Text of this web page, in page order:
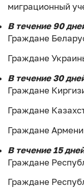
миграционный
В течение 90
Граждане
Граждане
В течение 30
Граждане
Граждане
Граждане
В течение 15
Граждане
Граждане